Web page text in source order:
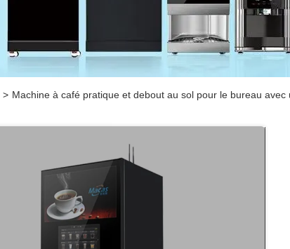
> Machine à café pratique et debout au sol pour le bureau